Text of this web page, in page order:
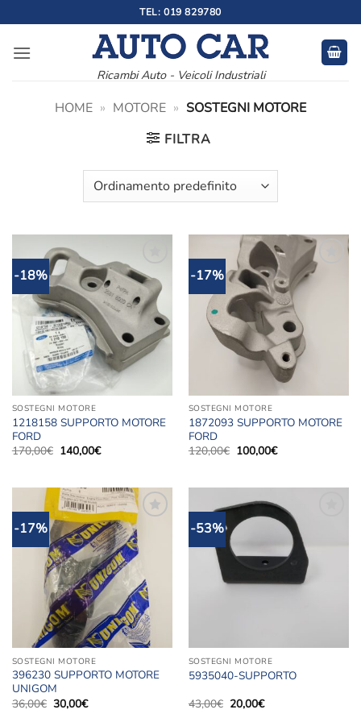
ai
contenuti
TEL: 019 829780
Ricambi Auto - Veicoli Industriali
HOME » MOTORE » SOSTEGNI MOTORE
FILTRA
-18%
Aggiungi
alla lista
dei
desideri
SOSTEGNI MOTORE
1218158 SUPPORTO MOTORE
FORD
170,00€ Il
prezzo
170,00€.
140,00€Il
140,00€.
-17%
Aggiungi
alla lista
SOSTEGNI MOTORE
1872093 SUPPORTO MOTORE
FORD
120,00€ Il
prezzo
120,00€.
100,00€Il
100,00€.
-17%
Aggiungi
alla lista
dei
desideri
SOSTEGNI MOTORE
396230 SUPPORTO MOTORE
UNIGOM
36,00€ Il
prezzo
30,00€Il
-53%
desideri
SOSTEGNI MOTORE
5935040-SUPPORTO
43,00€ Il
prezzo
20,00€Il